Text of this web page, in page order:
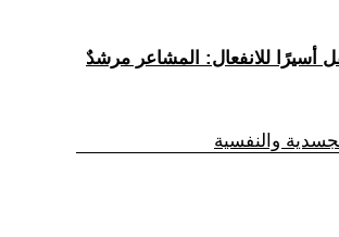
أسيرًا للانفعال: المشاعر مرشدٌ
والنفسية